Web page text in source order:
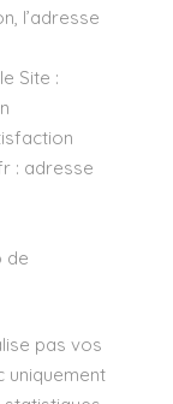
l’adresse
Site :
: adresse
de
pas vos
uniquement